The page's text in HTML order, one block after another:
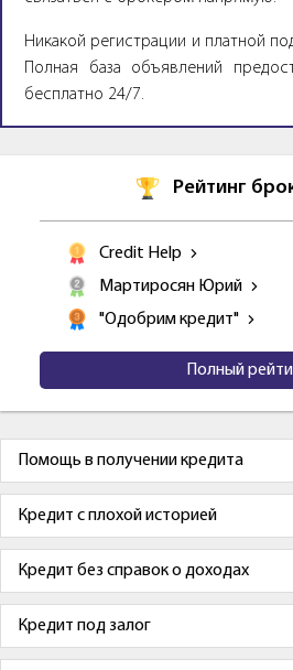
Никакой регистрации и платной
Полная база объявлений
бесплатно 24/7.
Рейтинг
Credit Help
Мартиросян Юрий
"Одобрим кредит"
Полный
Помощь в получении кредита
Кредит с плохой историей
Кредит без справок о доходах
Кредит под залог